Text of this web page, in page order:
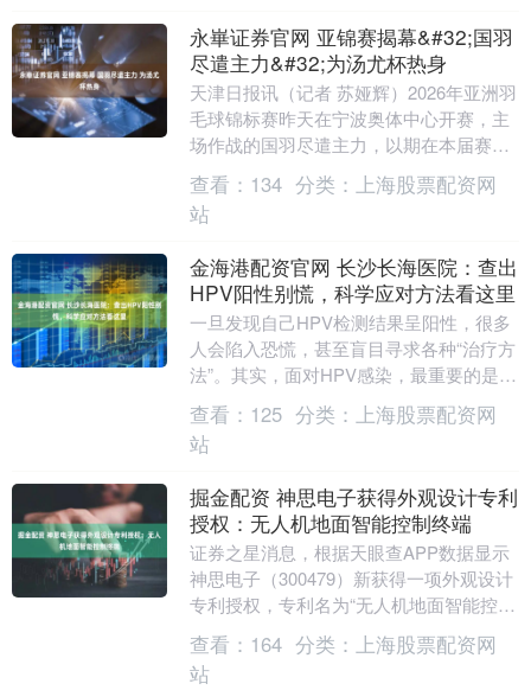
永崋证券官网 亚锦赛揭幕&#32;国羽
尽遣主力&#32;为汤尤杯热身
天津日报讯（记者 苏娅辉）2026年亚洲羽
毛球锦标赛昨天在宁波奥体中心开赛，主
场作战的国羽尽遣主力，以期在本届赛事
中拼抢积分，为随后的汤尤杯热身。首日
比赛中，冯....
查看： 134 分类： 上海股票配资网
站
金海港配资官网 长沙长海医院：查出
HPV阳性别慌，科学应对方法看这里
一旦发现自己HPV检测结果呈阳性，很多
人会陷入恐慌，甚至盲目寻求各种“治疗方
法”。其实，面对HPV感染，最重要的是保
持冷静，采取科学的应对方式。首先，不
要过度焦....
查看： 125 分类： 上海股票配资网
站
掘金配资 神思电子获得外观设计专利
授权：无人机地面智能控制终端
证券之星消息，根据天眼查APP数据显示
神思电子（300479）新获得一项外观设计
专利授权，专利名为“无人机地面智能控制
终端”，专利申请号为CN202530573....
查看： 164 分类： 上海股票配资网
站